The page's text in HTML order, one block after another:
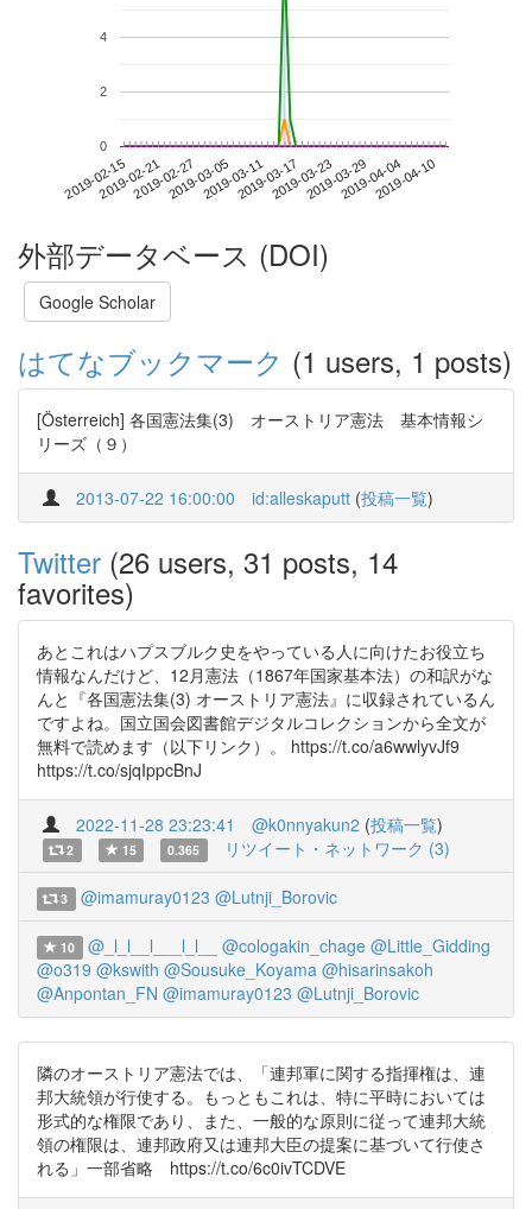
2019-02-152019-02-212019-02-272019-03-052019-03-112019-03-172019-03-232019-03-292019-04-042019-04-10
0
2
4
外部データベース (DOI)
Google Scholar
はてなブックマーク (1 users, 1 posts)
[Österreich] 各国憲法集(3) オーストリア憲法 基本情報シ
リーズ（９）
2013-07-22 16:00:00 id:alleskaputt (投稿一覧)
Twitter (26 users, 31 posts, 14
favorites)
あとこれはハプスブルク史をやっている人に向けたお役立ち
情報なんだけど、12月憲法（1867年国家基本法）の和訳がな
んと『各国憲法集(3) オーストリア憲法』に収録されているん
ですよね。国立国会図書館デジタルコレクションから全文が
無料で読めます（以下リンク）。 https://t.co/a6wwlyvJf9
https://t.co/sjqIppcBnJ
2022-11-28 23:23:41 @k0nnyakun2 (投稿一覧)
2 15 0.365 リツイート・ネットワーク (3)
3 @imamuray0123 @Lutnji_Borovic
10 @_l_l__l___l_l__ @cologakin_chage @Little_Gidding
@o319 @kswith @Sousuke_Koyama @hisarinsakoh
@Anpontan_FN @imamuray0123 @Lutnji_Borovic
隣のオーストリア憲法では、「連邦軍に関する指揮権は、連
邦大統領が行使する。もっともこれは、特に平時においては
形式的な権限であり、また、一般的な原則に従って連邦大統
領の権限は、連邦政府又は連邦大臣の提案に基づいて行使さ
れる」一部省略 https://t.co/6c0ivTCDVE